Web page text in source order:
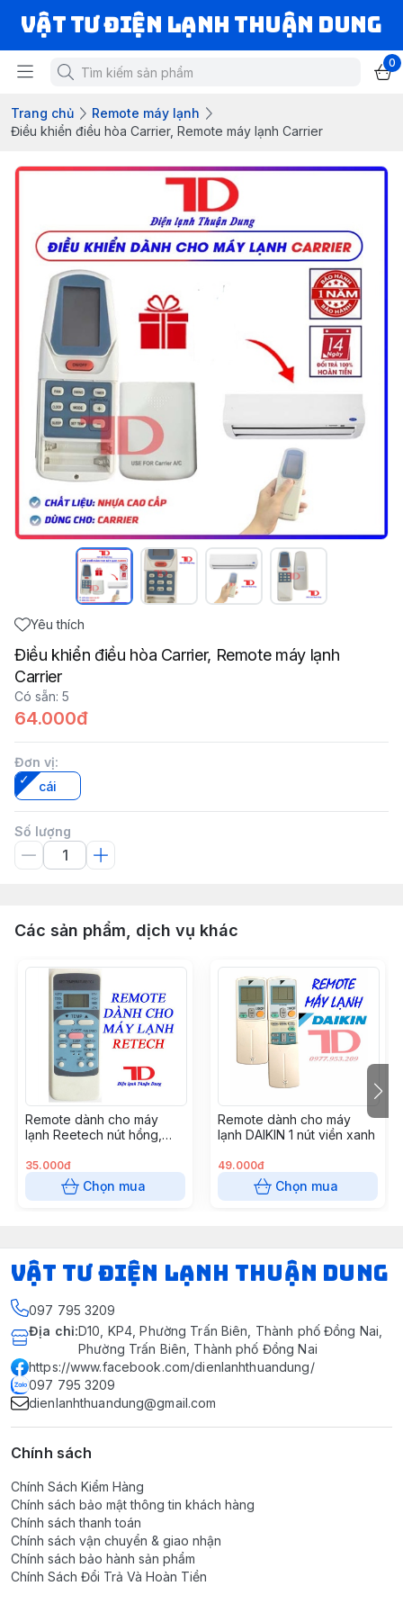
VẬT TƯ ĐIỆN LẠNH THUẬN DUNG
0
Trang chủ
Remote máy lạnh
Điều khiển điều hòa Carrier, Remote máy lạnh Carrier
Yêu thích
Điều khiển điều hòa Carrier, Remote máy lạnh
Carrier
Có sẵn: 5
64.000đ
Đơn vị:
cái
Số lượng
Các sản phẩm, dịch vụ khác
Remote dành cho máy
lạnh Reetech nút hồng,
GH - RT04
35.000đ
Chọn mua
Remote dành cho máy
lạnh DAIKIN 1 nút viền xanh
49.000đ
Chọn mua
VẬT TƯ ĐIỆN LẠNH THUẬN DUNG
097 795 3209
Địa chỉ:D10, KP4, Phường Trấn Biên, Thành phố Đồng Nai,
Phường Trấn Biên, Thành phố Đồng Nai
https://www.facebook.com/dienlanhthuandung/
097 795 3209
dienlanhthuandung@gmail.com
Chính sách
Chính Sách Kiểm Hàng
Chính sách bảo mật thông tin khách hàng
Chính sách thanh toán
Chính sách vận chuyển & giao nhận
Chính sách bảo hành sản phẩm
Chính Sách Đổi Trả Và Hoàn Tiền